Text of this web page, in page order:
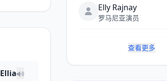
Ellia
Elly Rajnay
罗马尼亚演员
查看更多